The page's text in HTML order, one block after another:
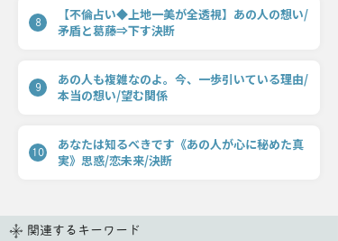
8
【不倫占い◆上地一美が全透視】あの人の想い/
矛盾と葛藤⇒下す決断
9
あの人も複雑なのよ。今、一歩引いている理由/
本当の想い/望む関係
10
あなたは知るべきです《あの人が心に秘めた真
実》思惑/恋未来/決断
関連するキーワード